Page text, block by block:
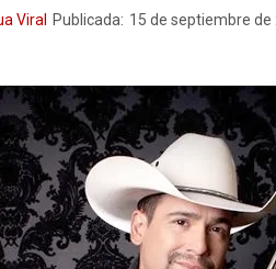
Viral Publicada: 15 de septiembre de